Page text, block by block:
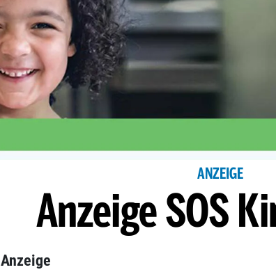
ANZEIGE
Anzeige SOS
Anzeige